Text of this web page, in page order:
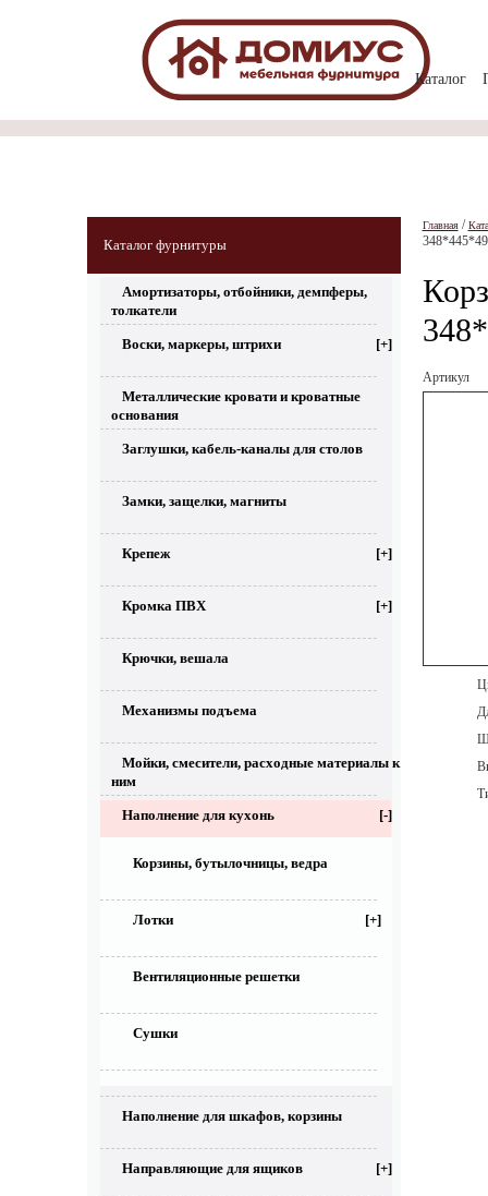
Каталог
Каталог фурнитуры
Амортизаторы, отбойники, демпферы,
толкатели
Воски, маркеры, штрихи [+]
Металлические кровати и кроватные
основания
Заглушки, кабель-каналы для столов
Замки, защелки, магниты
Крепеж [+]
Кромка ПВХ [+]
Крючки, вешала
Механизмы подъема
Мойки, смесители, расходные материалы к
ним
Наполнение для кухонь [-]
Корзины, бутылочницы, ведра
Лотки [+]
Вентиляционные решетки
Сушки
Наполнение для шкафов, корзины
Направляющие для ящиков [+]
Главная/
Артикул